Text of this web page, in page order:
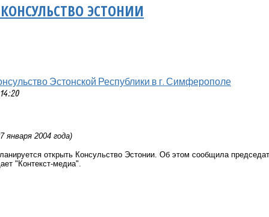
ЭСТОНИИ
Эстонской Республики в г. Симферополе
2004 года)
открыть Консульство Эстонии. Об этом сообщила
"Контекст-медиа".